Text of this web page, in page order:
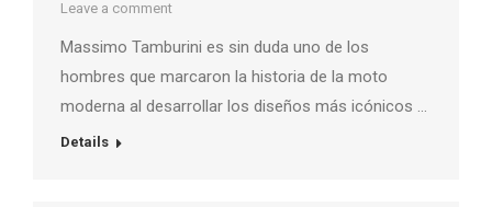
Leave a comment
Massimo Tamburini es sin duda uno de los
hombres que marcaron la historia de la moto
moderna al desarrollar los diseños más icónicos …
Details